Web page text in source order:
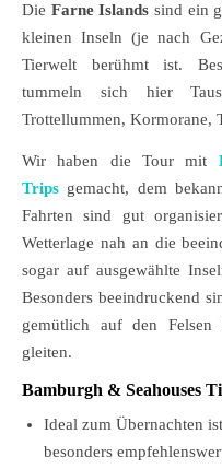
Die Farne Islands sind ein
kleinen Inseln (je nach
Tierwelt berühmt ist.
tummeln sich hier
Trottellummen, Kormorane,
Wir haben die Tour mit
Trips gemacht, dem
Fahrten sind gut
Wetterlage nah an die
sogar auf ausgewählte
Besonders beeindruckend
gemütlich auf den Felsen
gleiten.
Bamburgh & Seahouses
Ideal zum Übernachten
besonders